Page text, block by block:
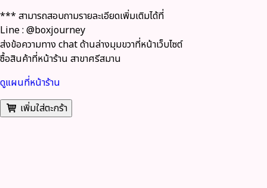
*** สามารถสอบถามรายละเอียดเพิ่มเติมได้ที่
Line : @boxjourney
ส่งข้อความทาง chat ด้านล่างมุมขวาที่หน้าเว็บไซต์
ซื้อสินค้าที่หน้าร้าน สาขาศรีสมาน
ดูแผนที่หน้าร้าน
เพิ่มใส่ตะกร้า